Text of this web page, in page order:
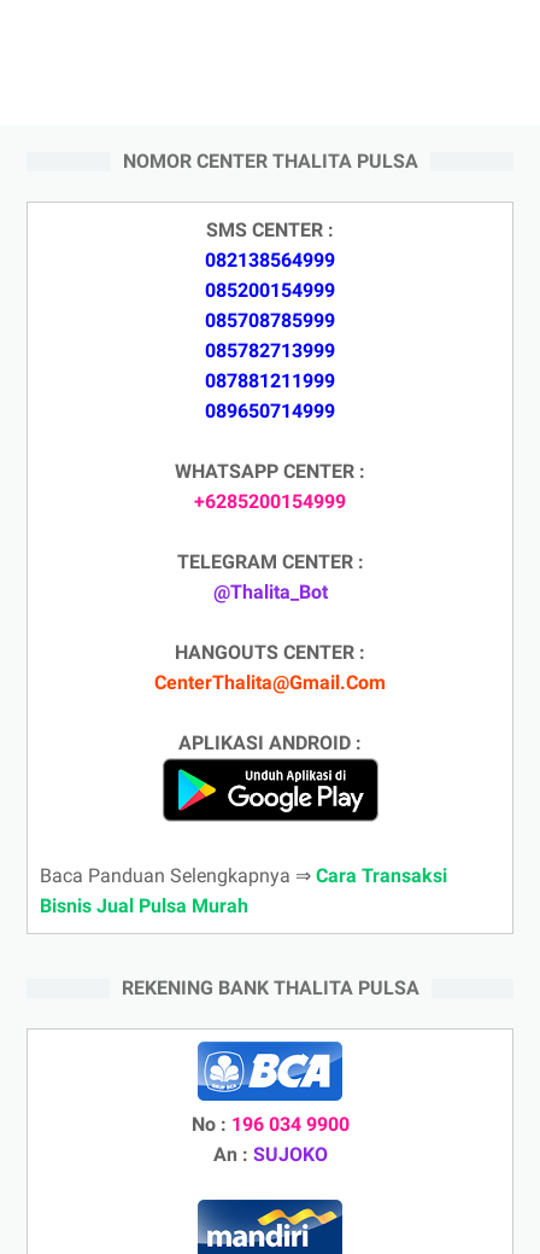
NOMOR CENTER THALITA PULSA
SMS CENTER :
082138564999
085200154999
085708785999
085782713999
087881211999
089650714999
WHATSAPP CENTER :
+6285200154999
TELEGRAM CENTER :
@Thalita_Bot
HANGOUTS CENTER :
CenterThalita@Gmail.Com
APLIKASI ANDROID :
Baca Panduan Selengkapnya ⇒ Cara Transaksi
Bisnis Jual Pulsa Murah
REKENING BANK THALITA PULSA
No : 196 034 9900
An : SUJOKO